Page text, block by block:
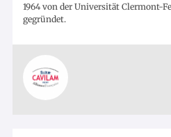
1964 von der Universität Clermont-
gegründet.